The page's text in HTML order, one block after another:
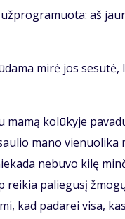
aš
mi­rė jos se­su­tė,
ma­mą ko­lū­ky­je
ma­no vie­nuo­li­ka
ne­bu­vo ki­lę
rei­kia pa­lie­gu­sį
kad pa­da­rei vi­sa, kas